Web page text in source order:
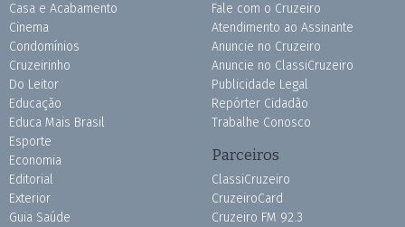
Casa e Acabamento
Cinema
Condomínios
Cruzeirinho
Do Leitor
Educação
Educa Mais Brasil
Esporte
Economia
Editorial
Exterior
Guia Saúde
Fale com o Cruzeiro
Atendimento ao Assinante
Anuncie no Cruzeiro
Anuncie no ClassiCruzeiro
Publicidade Legal
Repórter Cidadão
Trabalhe Conosco
Parceiros
ClassiCruzeiro
CruzeiroCard
Cruzeiro FM 92.3